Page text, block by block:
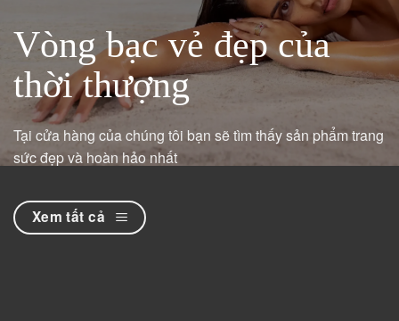
Vòng bạc vẻ đẹp của
thời thượng
Tại cửa hàng của chúng tôi bạn sẽ tìm thấy sản phẩm trang
sức đẹp và hoàn hảo nhất
Xem tất cả